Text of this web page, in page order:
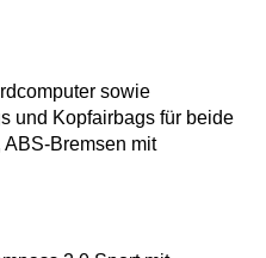
sowie
und Kopfairbags für beide
Bremsen mit